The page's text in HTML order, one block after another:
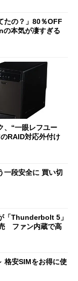
たの？」80％OFF
の本気が凄すぎる
、“一眼レフユー
RAID対応外付け
一段安全に 買い切
「Thunderbolt 5」
ファン内蔵で高
格安SIMをお得に使